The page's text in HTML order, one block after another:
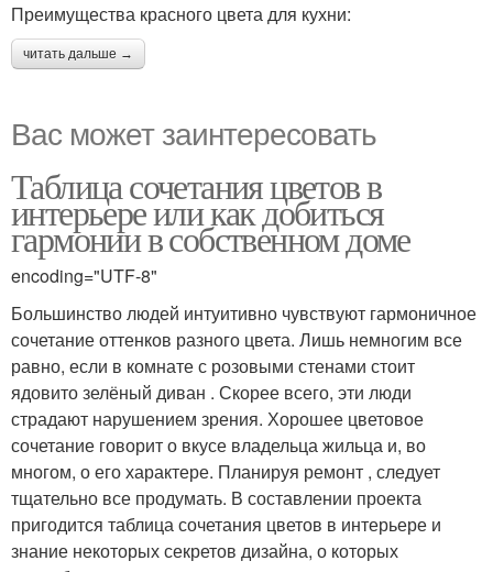
Преимущества красного цвета для кухни:
читать дальше →
Вас может заинтересовать
Таблица сочетания цветов в
интерьере или как добиться
гармонии в собственном доме
encoding="UTF-8"
Большинство людей интуитивно чувствуют гармоничное
сочетание оттенков разного цвета. Лишь немногим все
равно, если в комнате с розовыми стенами стоит
ядовито зелёный диван . Скорее всего, эти люди
страдают нарушением зрения. Хорошее цветовое
сочетание говорит о вкусе владельца жильца и, во
многом, о его характере. Планируя ремонт , следует
тщательно все продумать. В составлении проекта
пригодится таблица сочетания цветов в интерьере и
знание некоторых секретов дизайна, о которых